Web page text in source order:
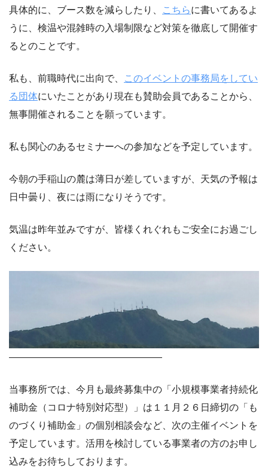
具体的に、ブース数を減らしたり、 こちらに書いてあるよ
うに、検温や混雑時の入場制限など対策を徹底して開催す
るとのことです。
私も、前職時代に出向で、
このイベントの事務局をしてい
る団体にいたことがあり現在も賛助会員であることから、
無事開催されることを願っています。
私も関心のあるセミナーへの参加などを予定しています。
今朝の手稲山の麓は薄日が差していますが、天気の予報は
日中曇り、夜には雨になりそうです。
気温は昨年並みですが、皆様くれぐれもご安全にお過ごし
ください。
――――――――――――――――
当事務所では、今月も最終募集中の「小規模事業者持続化
補助金（コロナ特別対応型）」は１１月２６日締切の「も
のづくり補助金」の個別相談会など、次の主催イベントを
予定しています。活用を検討している事業者の方のお申し
込みをお待ちしております。